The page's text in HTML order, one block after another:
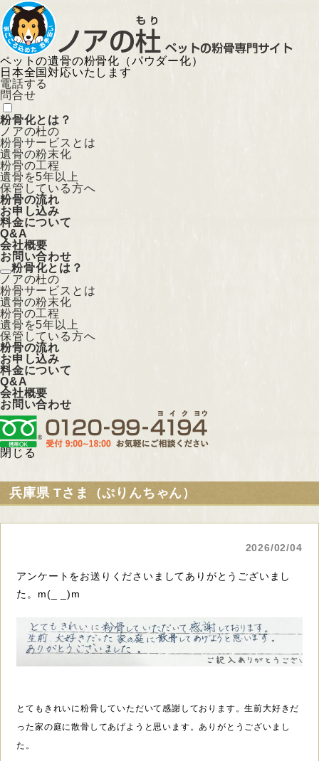
ペットの遺骨の粉骨化（パウダー化）
日本全国対応いたします
電話する
問合せ
粉骨化とは？
ノアの杜の
粉骨サービスとは
遺骨の粉末化
粉骨の工程
遺骨を5年以上
保管している方へ
粉骨の流れ
お申し込み
料金について
Q&A
会社概要
お問い合わせ
粉骨化とは？
ノアの杜の
粉骨サービスとは
遺骨の粉末化
粉骨の工程
遺骨を5年以上
保管している方へ
粉骨の流れ
お申し込み
料金について
Q&A
会社概要
お問い合わせ
閉じる
兵庫県 Tさま（ぷりんちゃん）
2026/02/04
アンケートをお送りくださいましてありがとうございまし
た。m(_ _)m
とてもきれいに粉骨していただいて感謝しております。生前大好きだ
った家の庭に散骨してあげようと思います。ありがとうございまし
た。